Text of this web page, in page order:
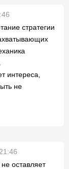
стратегии
интереса,
не
оставляет